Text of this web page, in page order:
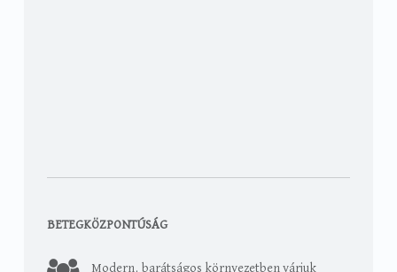
BETEGKÖZPONTÚSÁG
Modern, barátságos környezetben várjuk